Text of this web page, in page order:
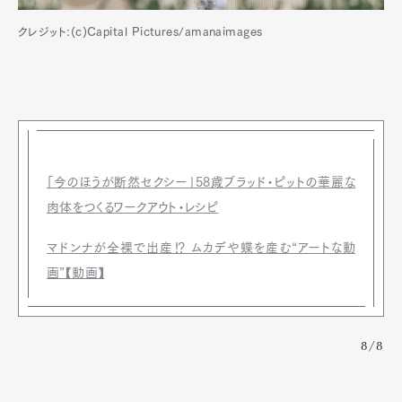
クレジット:(c)Capital Pictures/amanaimages
「今のほうが断然セクシー」58歳ブラッド・ピットの華麗な
肉体をつくるワークアウト・レシピ
マドンナが全裸で出産⁉ ムカデや蝶を産む“アートな動
画”【動画】
8/8